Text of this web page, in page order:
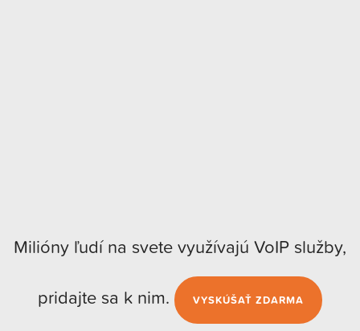
Milióny ľudí na svete využívajú VoIP služby,
pridajte sa k nim.
VYSKÚŠAŤ ZDARMA